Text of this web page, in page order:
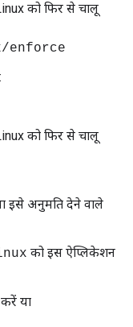
को फिर से चालू
enforce
:
को फिर से चालू
इसे अनुमति देने वाले
को इस ऐप्लिकेशन
या